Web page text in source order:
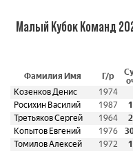
Малый Кубок Команд
Фамилия Имя Г/р
Козенков Денис
1974
Росихин Василий
1987
Третьяков Сергей
1964
Копытов Евгений
1976
Томилов Алексей
1972